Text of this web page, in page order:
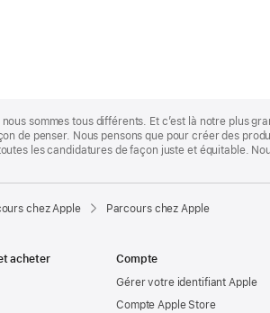
sommes tous différents. Et c’est là notre plus
de penser. Nous pensons que pour créer des
les candidatures de façon juste et équitable.
chez Apple Parcours chez Apple
acheter
Compte
Gérer votre identifiant Apple
Compte Apple Store